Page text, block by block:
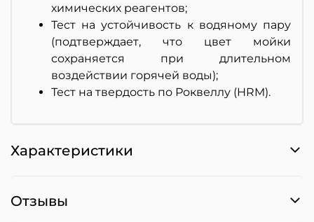
химических реагентов;
Тест на устойчивость к водяному пару
(подтверждает, что цвет мойки
сохраняется при длительном
воздействии горячей воды);
Тест на твердость по Роквеллу (HRM).
Характеристики
Отзывы